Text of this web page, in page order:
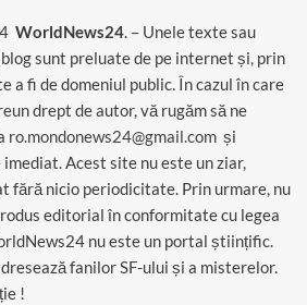
WorldNews24. – Unele texte sau
sunt preluate de pe internet și, prin
a fi de domeniul public. În cazul în care
drept de autor, vă rugăm să ne
ro.mondonews24@gmail.comși
Acest site nu este un ziar,
fără nicio periodicitate. Prin urmare, nu
editorial în conformitate cu legea
nu este un portal științific.
fanilor SF-ului și a misterelor.
!